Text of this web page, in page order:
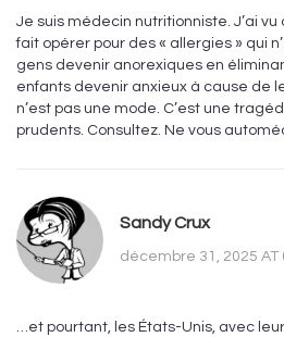
Je suis médecin nutritionniste. J’ai
fait opérer pour des « allergies » qui
gens devenir anorexiques en
enfants devenir anxieux à cause de
n’est pas une mode. C’est une
prudents. Consultez. Ne vous
Sandy Crux
décembre 31, 2025 AT
…et pourtant, les États-Unis, avec leur